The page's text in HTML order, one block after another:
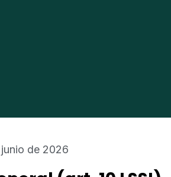
junio de 2026